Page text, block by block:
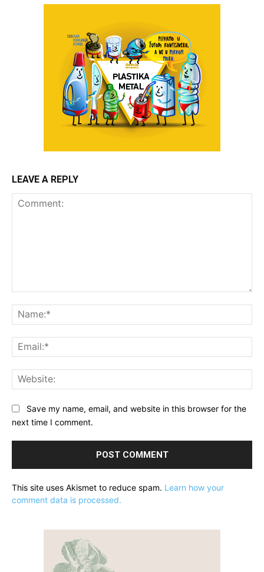
LEAVE A REPLY
Save my name, email, and website in this browser for the
next time I comment.
This site uses Akismet to reduce spam. Learn how your
comment data is processed.